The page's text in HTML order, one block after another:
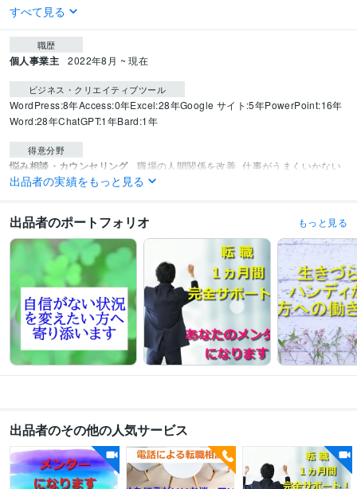
すべて見る
職歴
個人事業主 2022年8月 ~ 現在
ビジネス・クリエイティブツール
WordPress:8年Access:0年Excel:28年Google サイト:5年PowerPoint:16年
Word:28年ChatGPT:1年Bard:1年
得意分野
悩み相談・カウンセリング 職場の人間関係を改善 仕事がうまくいかない
状況を改善 障害やハンディがある方への働き方支援
学習指導・資格・キャリア相談
る） 自己理解（なかなか採用をつかめない）
面接対策（年齢で諦めてい
る） 職務経歴書の添削（書類選考を通過したい） 自立応援（離婚して働
く必要がある）
出品者の実績をもっと見る
出品者のポートフォリオ もっと見る
出品者のその他の人気サービス